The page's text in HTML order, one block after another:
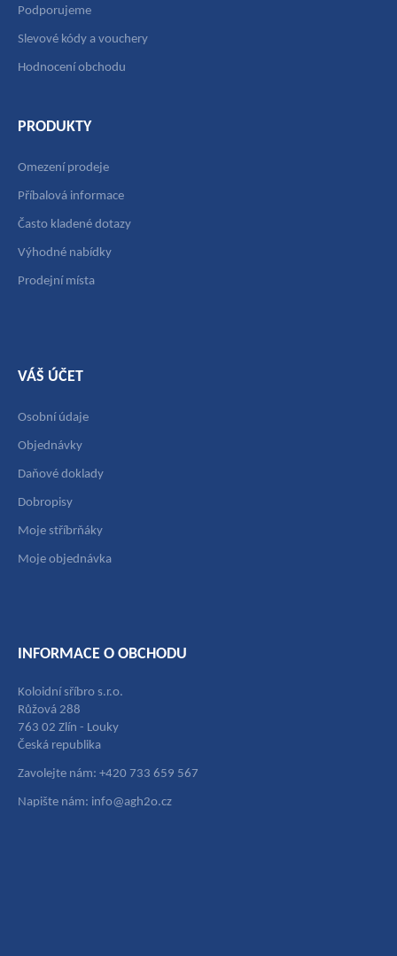
Podporujeme
Slevové kódy a vouchery
Hodnocení obchodu
PRODUKTY
Omezení prodeje
Příbalová informace
Často kladené dotazy
Výhodné nabídky
Prodejní místa
VÁŠ ÚČET
Osobní údaje
Objednávky
Daňové doklady
Dobropisy
Moje stříbrňáky
Moje objednávka
INFORMACE O OBCHODU
Koloidní sříbro s.r.o.
Růžová 288
763 02 Zlín - Louky
Česká republika
Zavolejte nám: +420 733 659 567
Napište nám: info@agh2o.cz